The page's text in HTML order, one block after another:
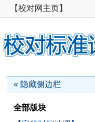
【校对网主页】
« 隐藏侧边栏
全部版块